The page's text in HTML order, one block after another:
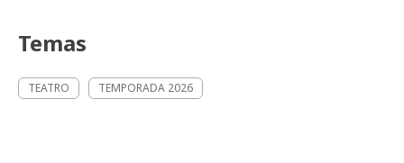
Temas
TEATRO TEMPORADA 2026